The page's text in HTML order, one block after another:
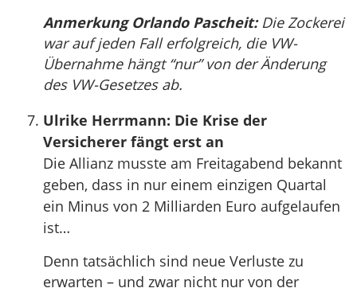
Anmerkung Orlando Pascheit:Die Zockerei
war auf jeden Fall erfolgreich, die VW-
Übernahme hängt “nur” von der Änderung
des VW-Gesetzes ab.
Ulrike Herrmann: Die Krise der
Versicherer fängt erst an
Die Allianz musste am Freitagabend bekannt
geben, dass in nur einem einzigen Quartal
ein Minus von 2 Milliarden Euro aufgelaufen
ist…
Denn tatsächlich sind neue Verluste zu
erwarten – und zwar nicht nur von der